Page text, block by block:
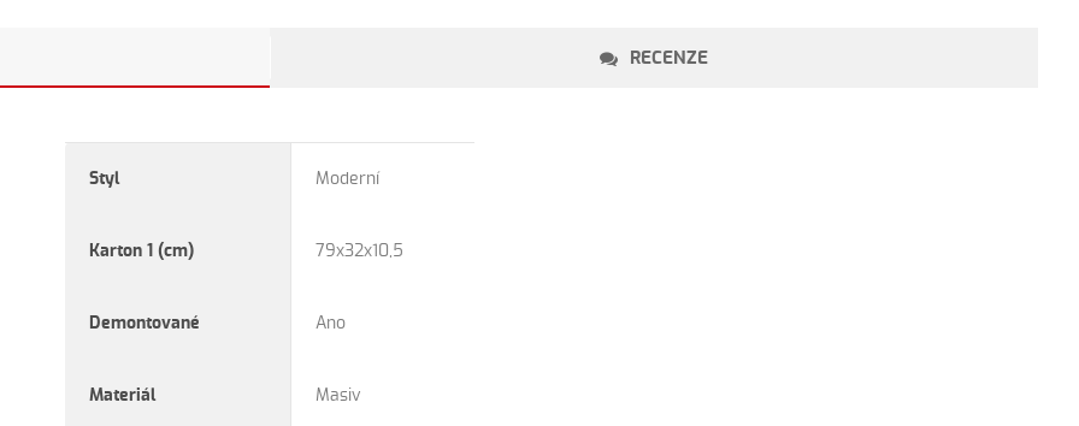
RECENZE
Styl Moderní
Karton 1 (cm) 79x32x10,5
Demontované Ano
Materiál Masiv